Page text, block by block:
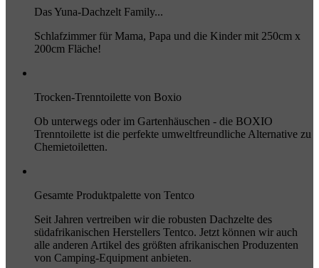
Das Yuna-Dachzelt Family...
Schlafzimmer für Mama, Papa und die Kinder mit 250cm x
200cm Fläche!
Trocken-Trenntoilette von Boxio
Ob unterwegs oder im Gartenhäuschen - die BOXIO
Trenntoilette ist die perfekte umweltfreundliche Alternative zu
Chemietoiletten.
Gesamte Produktpalette von Tentco
Seit Jahren vertreiben wir die robusten Dachzelte des
südafrikanischen Herstellers Tentco. Jetzt können wir auch
alle anderen Artikel des größten afrikanischen Produzenten
von Camping-Equipment anbieten.